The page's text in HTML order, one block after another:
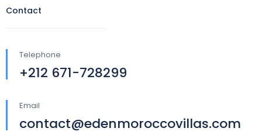
Contact
Telephone
+212 671-728299
Email
contact@edenmoroccovillas.com